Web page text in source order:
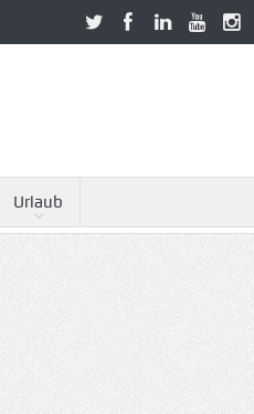
Urlaub